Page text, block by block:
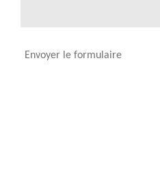
Envoyer le formulaire